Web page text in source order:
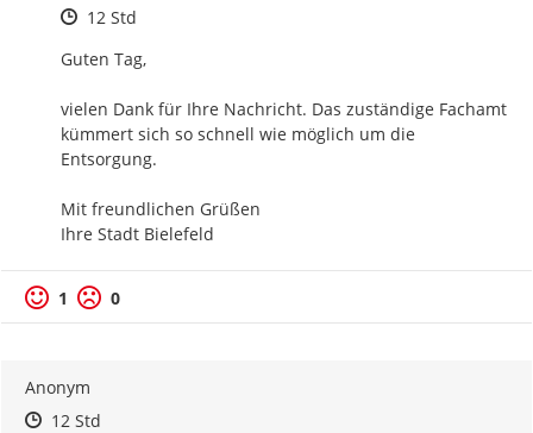
Zeitpunkt des Erstellens
12 Std
Guten Tag,
vielen Dank für Ihre Nachricht. Das zuständige Fachamt
kümmert sich so schnell wie möglich um die
Entsorgung.
Mit freundlichen Grüßen
Ihre Stadt Bielefeld
1 0
Anonym
Zeitpunkt des Erstellens
Zeitpunkt des Erstellens
12 StdZur Äußerung